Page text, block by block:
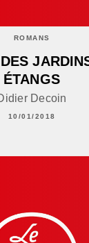
ROMANS
ÉTANGS
Decoin
10/01/2018